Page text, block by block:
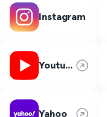
Instagram
Youtube
Yahoo